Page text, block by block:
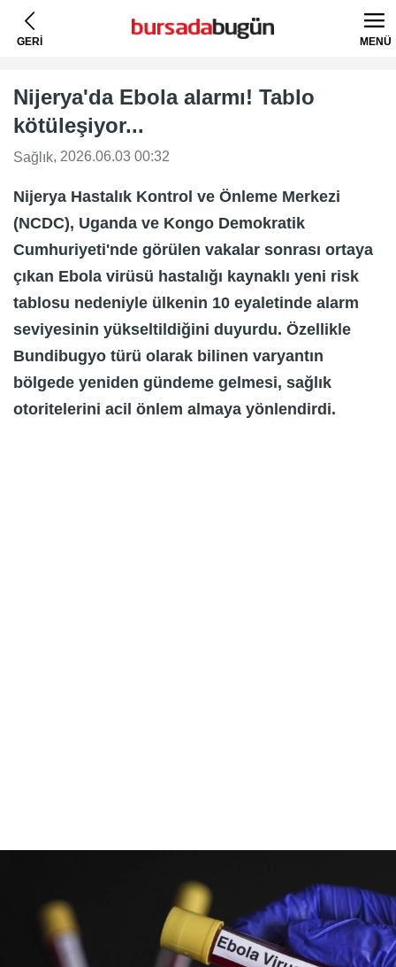
GERİ MENÜ
Nijerya'da Ebola alarmı! Tablo
kötüleşiyor...
Sağlık, 2026.06.03 00:32
Nijerya Hastalık Kontrol ve Önleme Merkezi
(NCDC), Uganda ve Kongo Demokratik
Cumhuriyeti'nde görülen vakalar sonrası ortaya
çıkan Ebola virüsü hastalığı kaynaklı yeni risk
tablosu nedeniyle ülkenin 10 eyaletinde alarm
seviyesinin yükseltildiğini duyurdu. Özellikle
Bundibugyo türü olarak bilinen varyantın
bölgede yeniden gündeme gelmesi, sağlık
otoritelerini acil önlem almaya yönlendirdi.